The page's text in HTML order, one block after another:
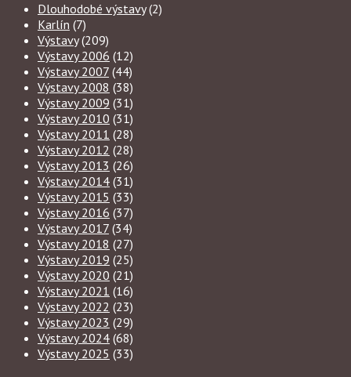
Dlouhodobé výstavy(2)
Karlín (7)
Výstavy(209)
Výstavy 2006 (12)
Výstavy 2007 (44)
Výstavy 2008 (38)
Výstavy 2009 (31)
Výstavy 2010 (31)
Výstavy 2011 (28)
Výstavy 2012 (28)
Výstavy 2013 (26)
Výstavy 2014 (31)
Výstavy 2015 (33)
Výstavy 2016 (37)
Výstavy 2017 (34)
Výstavy 2018 (27)
Výstavy 2019 (25)
Výstavy 2020 (21)
Výstavy 2021 (16)
Výstavy 2022 (23)
Výstavy 2023 (29)
Výstavy 2024 (68)
Výstavy 2025 (33)